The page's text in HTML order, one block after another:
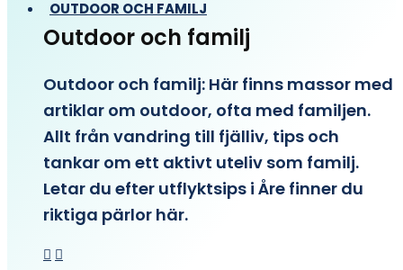
OUTDOOR OCH FAMILJ
Outdoor och familj
Outdoor och familj: Här finns massor med
artiklar om outdoor, ofta med familjen.
Allt från vandring till fjälliv, tips och
tankar om ett aktivt uteliv som familj.
Letar du efter utflyktsips i Åre finner du
riktiga pärlor här.